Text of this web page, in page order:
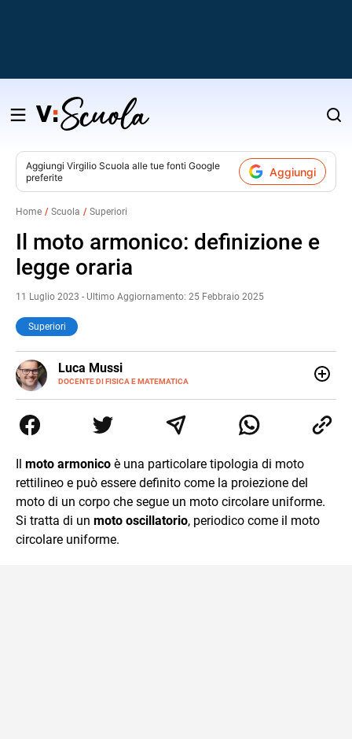
Salta
contenuto
Aggiungi Virgilio Scuola alle tue fonti Google
preferite
Aggiungi
Home Scuola Superiori
Il moto armonico: definizione e
legge oraria
11 Luglio 2023 - Ultimo Aggiornamento: 25 Febbraio 2025
Superiori
Luca Mussi
DOCENTE DI FISICA E MATEMATICA
LINKEDIN
ALTRI
SITI
supporto allo studio con sedi a Milano e in Brianza.
Appassionato di cucina, viaggi, e sport come rugby,
imparare.
Il moto armonico è una particolare tipologia di moto
rettilineo e può essere definito come la proiezione del
moto di un corpo che segue un moto circolare uniforme.
Si tratta di un moto oscillatorio, periodico come il moto
circolare uniforme.